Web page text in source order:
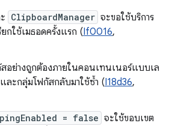
ClipboardManager จะขอใช้บริการ
กใช้เมธอดครั้งแรก (If0016,
อย่างถูกต้องภายในคอนเทนเนอร์แบบเล
ละกลุ่มโฟกัสกลับมาใช้ซ้ำ (I18d36,
= false จะใช้ขอบเขต